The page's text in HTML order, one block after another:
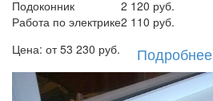
Подоконник
2 120 руб.
Работа по электрике2 110 руб.
Цена: от53 230 руб. Подробнее